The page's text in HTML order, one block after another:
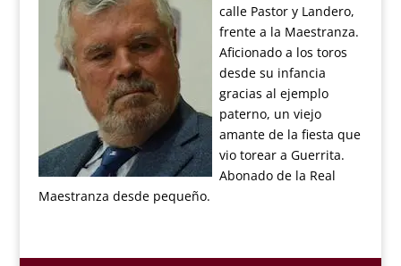
calle Pastor y Landero,
frente a la Maestranza.
Aficionado a los toros
desde su infancia
gracias al ejemplo
paterno, un viejo
amante de la fiesta que
vio torear a Guerrita.
Abonado de la Real
Maestranza desde pequeño.